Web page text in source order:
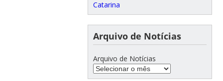
Catarina
Arquivo de Notícias
Arquivo de Notícias